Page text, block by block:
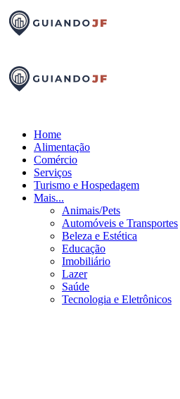
Home
Alimentação
Comércio
Serviços
Turismo e Hospedagem
Mais...
Animais/Pets
Automóveis e Transportes
Beleza e Estética
Educação
Imobiliário
Lazer
Saúde
Tecnologia e Eletrônicos